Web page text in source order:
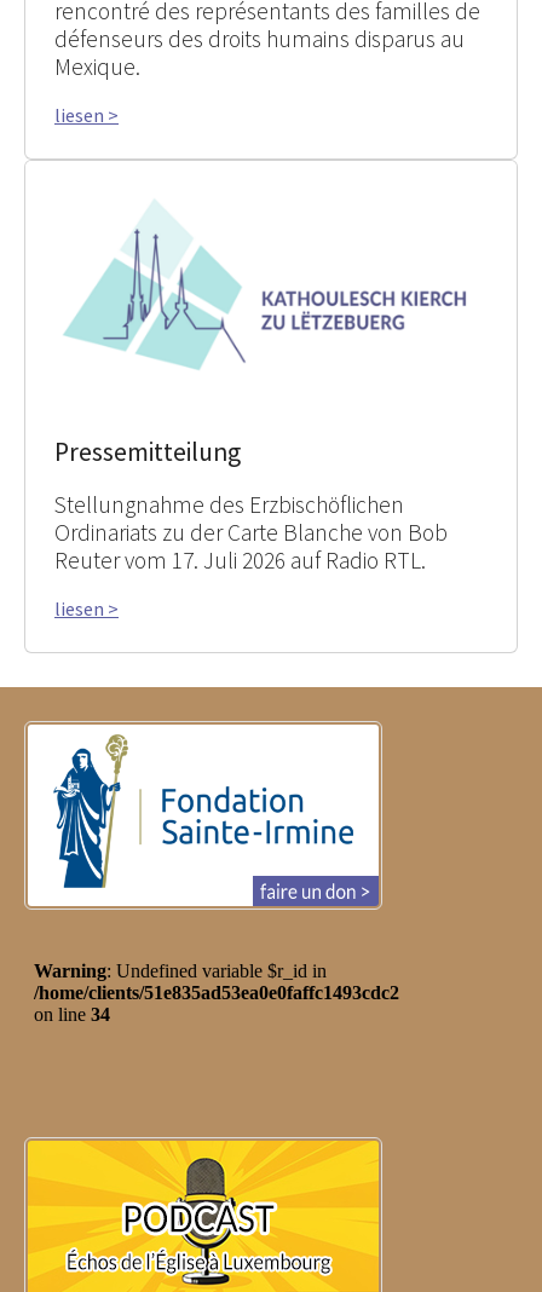
rencontré des représentants des familles de
défenseurs des droits humains disparus au
Mexique.
liesen >
Pressemitteilung
Stellungnahme des Erzbischöflichen
Ordinariats zu der Carte Blanche von Bob
Reuter vom 17. Juli 2026 auf Radio RTL.
liesen >